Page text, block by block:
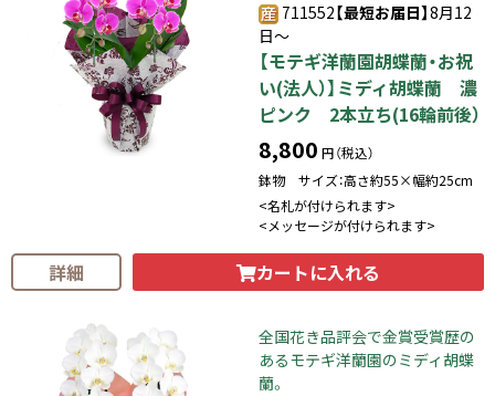
711552【最短お届日】8月12
日～
【モテギ洋蘭園胡蝶蘭・お祝
い(法人）】ミディ胡蝶蘭 濃
ピンク 2本立ち(16輪前後）
8,800 円（税込）
鉢物 サイズ：高さ約55×幅約25cm
<名札が付けられます>
<メッセージが付けられます>
詳細 カートに入れる
全国花き品評会で金賞受賞歴の
あるモテギ洋蘭園のミディ胡蝶
蘭。